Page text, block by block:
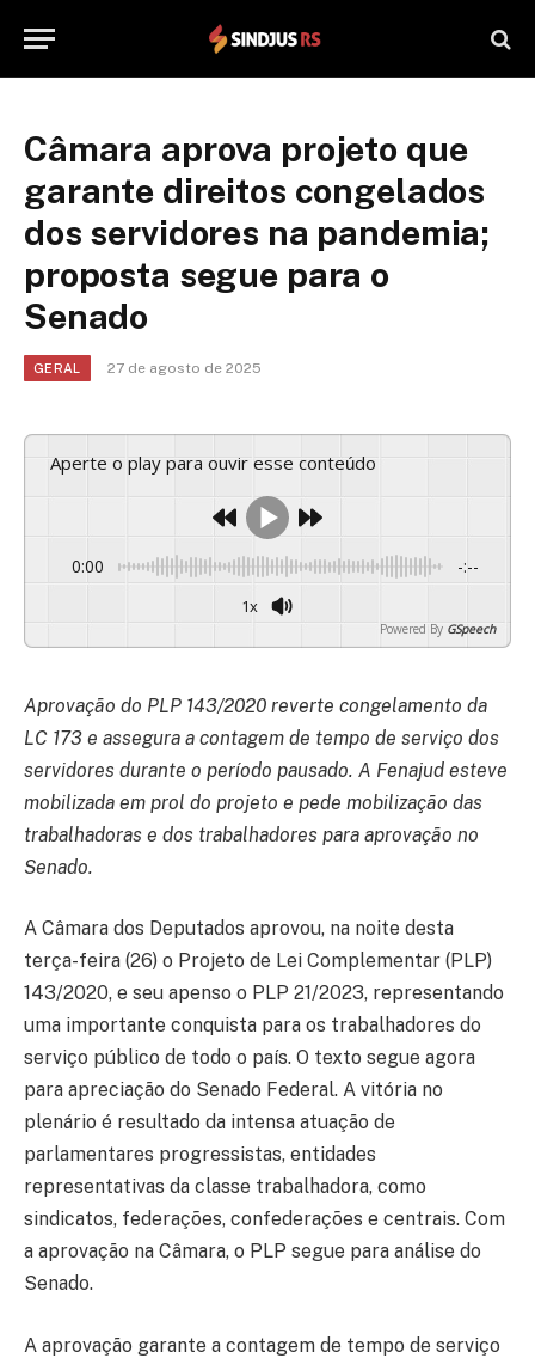
Câmara aprova projeto que
garante direitos congelados
dos servidores na pandemia;
proposta segue para o
Senado
GERAL 27 de agosto de 2025
Aperte o play para ouvir esse conteúdo
0:00 -:--
1x
Powered By GSpeech
Aprovação do PLP 143/2020 reverte congelamento da
LC 173 e assegura a contagem de tempo de serviço dos
servidores durante o período pausado. A Fenajud esteve
mobilizada em prol do projeto e pede mobilização das
trabalhadoras e dos trabalhadores para aprovação no
Senado.
A Câmara dos Deputados aprovou, na noite desta
terça-feira (26) o Projeto de Lei Complementar (PLP)
143/2020, e seu apenso o PLP 21/2023, representando
uma importante conquista para os trabalhadores do
serviço público de todo o país. O texto segue agora
para apreciação do Senado Federal. A vitória no
plenário é resultado da intensa atuação de
parlamentares progressistas, entidades
representativas da classe trabalhadora, como
sindicatos, federações, confederações e centrais. Com
a aprovação na Câmara, o PLP segue para análise do
Senado.
A aprovação garante a contagem de tempo de serviço